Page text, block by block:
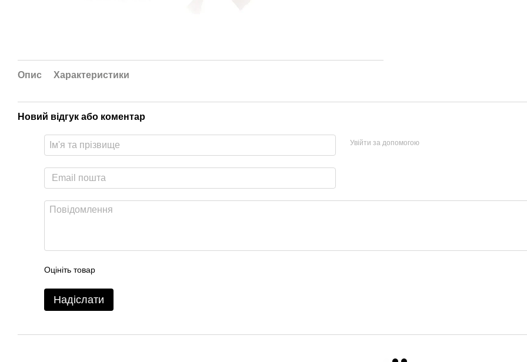
Опис Характеристики
Новий відгук або коментар
Увійти за допомогою
Оцініть товар
Надіслати